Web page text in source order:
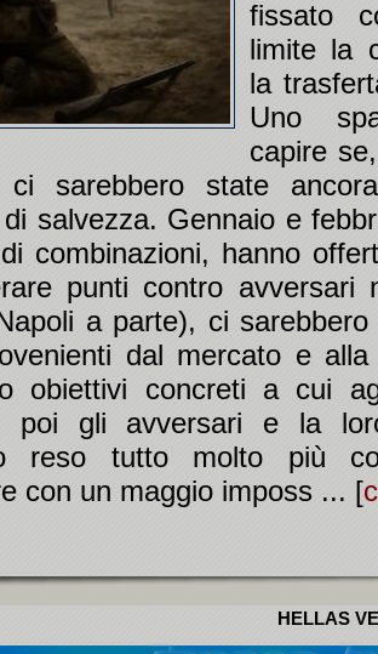
fissato
limite la
la
Uno
capire
ci sarebbero state
salvezza. Gennaio e
combinazioni, hanno
punti contro avversari
a parte), ci
dal mercato e
obiettivi concreti a cui
poi gli avversari e la
reso tutto molto più
con un maggio imposs ... [
HELLAS